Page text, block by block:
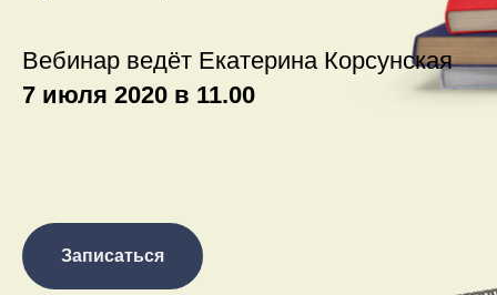
Вебинар ведёт Екатерина Корсунская
7 июля 2020 в 11.00
Записаться